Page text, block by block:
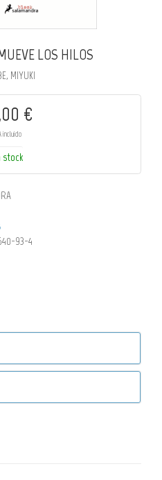
LOS HILOS
MIYUKI
€
incluido
stock
93-4